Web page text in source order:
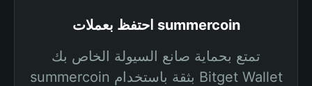
احتفظ بعملات summercoin
تمتع بحماية صانع السيولة الخاص بك
summercoin بثقة باستخدام Bitget Wallet